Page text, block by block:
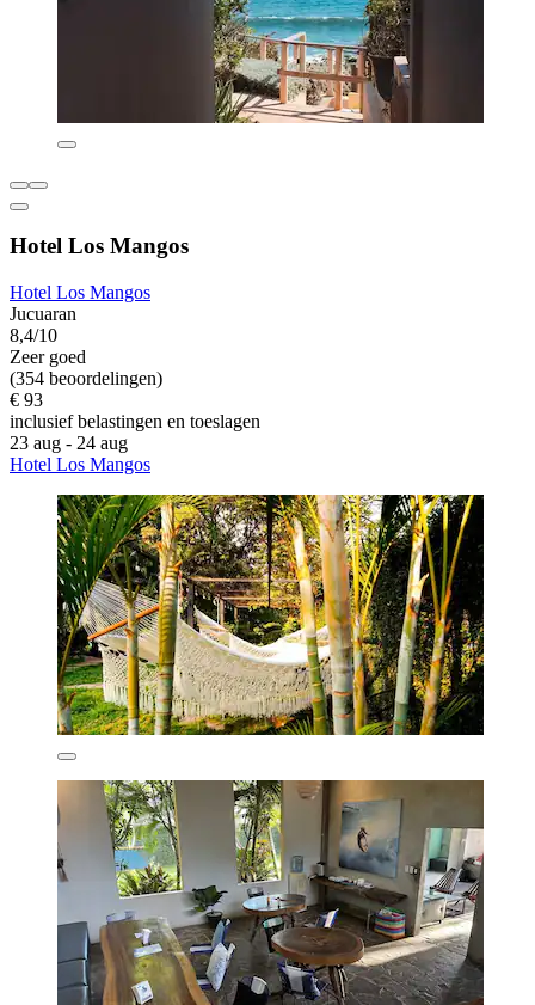
Hotel Los Mangos
Hotel Los Mangos
Jucuaran
8,4/10
Zeer goed
(354 beoordelingen)
€ 93
inclusief belastingen en toeslagen
23 aug - 24 aug
Hotel Los Mangos